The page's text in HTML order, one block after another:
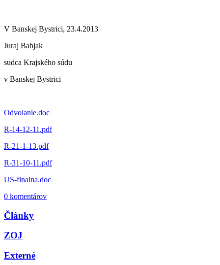
V Banskej Bystrici, 23.4.2013
Juraj Babjak
sudca Krajského súdu
v Banskej Bystrici
Odvolanie.doc
R-14-12-11.pdf
R-21-1-13.pdf
R-31-10-11.pdf
US-finalna.doc
0 komentárov
Články
ZOJ
Externé